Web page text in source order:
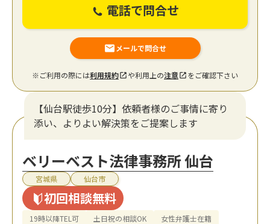
電話で問合せ
メールで問合せ
※ご利用の際には利用規約 や利用上の注意 をご確認下さい
【仙台駅徒歩10分】依頼者様のご事情に寄り
添い、よりよい解決策をご提案します
ベリーベスト法律事務所 仙台
宮城県 仙台市
初回相談無料
19時以降TEL可 土日祝の相談OK
女性弁護士在籍